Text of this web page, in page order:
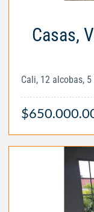
Casas,
Cali, 12 alcobas,